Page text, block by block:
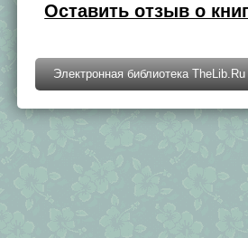
Оставить отзыв о
Электронная библиотека